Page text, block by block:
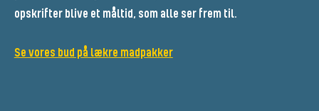
opskrifter blive et måltid, som alle ser frem til.
Se vores bud på lækre madpakker